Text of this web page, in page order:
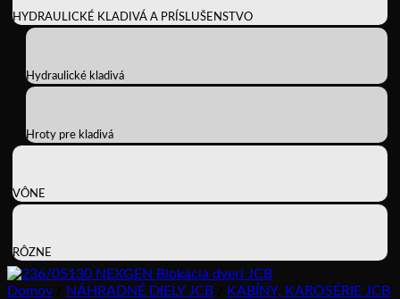
HYDRAULICKÉ KLADIVÁ A PRÍSLUŠENSTVO
Hydraulické kladivá
Hroty pre kladivá
VÔNE
RÔZNE
Domov NÁHRADNÉ DIELY JCB KABÍNY, KAROSÉRIE JCB